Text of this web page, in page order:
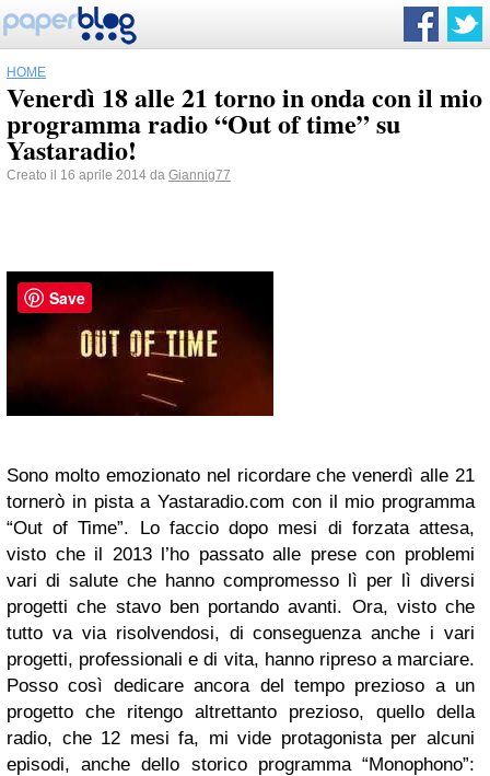
HOME
Venerdì 18 alle 21 torno in onda con il mio
programma radio “Out of time” su
Yastaradio!
Creato il 16 aprile 2014 da Giannig77
Sono molto emozionato nel ricordare che venerdì alle 21
tornerò in pista a Yastaradio.com con il mio programma
“Out of Time”. Lo faccio dopo mesi di forzata attesa,
visto che il 2013 l’ho passato alle prese con problemi
vari di salute che hanno compromesso lì per lì diversi
progetti che stavo ben portando avanti. Ora, visto che
tutto va via risolvendosi, di conseguenza anche i vari
progetti, professionali e di vita, hanno ripreso a marciare.
Posso così dedicare ancora del tempo prezioso a un
progetto che ritengo altrettanto prezioso, quello della
radio, che 12 mesi fa, mi vide protagonista per alcuni
episodi, anche dello storico programma “Monophono”:
Save